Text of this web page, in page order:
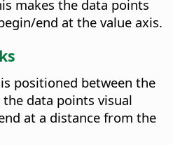
makes the data points
end at the value axis.
positioned between the
data points visual
at a distance from the